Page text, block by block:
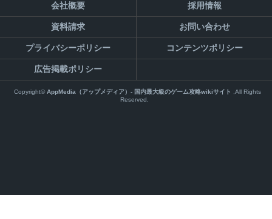
会社概要 採用情報
資料請求 お問い合わせ
プライバシーポリシー コンテンツポリシー
広告掲載ポリシー
Copyright©AppMedia（アップメディア）- 国内最大級のゲーム攻略wikiサイト
,All Rights
Reserved.